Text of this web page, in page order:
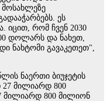
ეს
იცით, რომ ჩვენ 2030
დოლარს და ნახეთ,
ნახტომი გავაკეთეთ",
ნაერთი ბიუჯეტის
მილიარდ 800
800 მილიონ